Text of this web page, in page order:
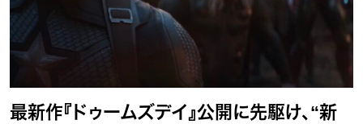
最新作『ドゥームズデイ』公開に先駆け、“新